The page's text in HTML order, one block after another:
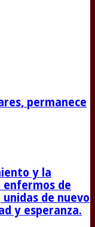
permanece
y la
enfermos de
de nuevo
y esperanza.